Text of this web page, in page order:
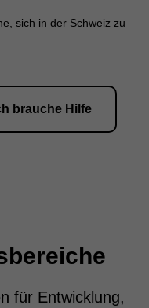
sich in der Schweiz zu
brauche Hilfe
für Entwicklung,